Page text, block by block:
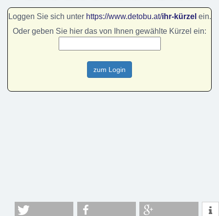
Loggen Sie sich unter https://www.detobu.at/ihr-kürzel ein.
Oder geben Sie hier das von Ihnen gewählte Kürzel ein: